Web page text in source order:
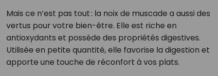
Mais ce n’est pas tout : la noix de muscade a aussi des
vertus pour votre bien-être. Elle est riche en
antioxydants et possède des propriétés digestives.
Utilisée en petite quantité, elle favorise la digestion et
apporte une touche de réconfort à vos plats.